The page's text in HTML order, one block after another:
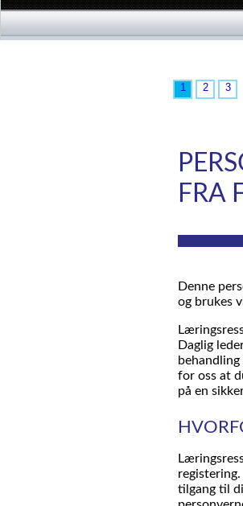
1 2 3
FRA
Denne
og brukes
Daglig
for oss at
på en
tilgang til